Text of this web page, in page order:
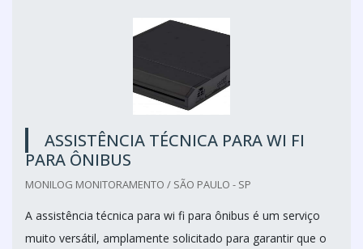
ASSISTÊNCIA TÉCNICA PARA WI FI
PARA ÔNIBUS
MONILOG MONITORAMENTO / SÃO PAULO - SP
A assistência técnica para wi fi para ônibus é um serviço
muito versátil, amplamente solicitado para garantir que o